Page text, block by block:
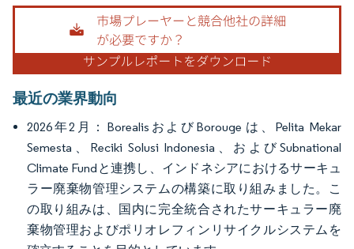
画像 © Mordor Intelligence。再利用にはCC BY 4.0の表示が必要です。
最近の業界動向
2026年2月：BorealisおよびBorouge は、Pelita Mekar
Semesta、Reciki Solusi Indonesia、およびSubnational
Climate Fundと連携し、インドネシアにおけるサーキュ
ラー廃棄物管理システムの構築に取り組みました。こ
の取り組みは、国内に完全統合されたサーキュラー廃
棄物管理およびポリオレフィンリサイクルシステムを